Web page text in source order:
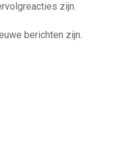
zijn.
berichten zijn.